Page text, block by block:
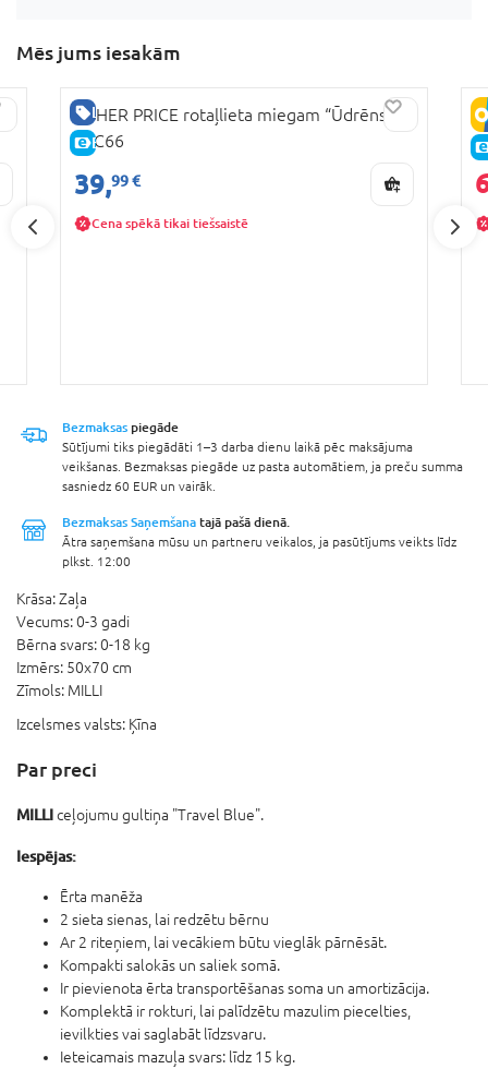
Mēs jums iesakām
LABA CENA
E-CENA
FISHER PRICE rotaļlieta miegam “Ūdrēns”,
FXC66
39,99 €
Cena spēkā tikai tiešsaistē
Bezmaksas piegāde
Sūtījumi tiks piegādāti 1–3 darba dienu laikā pēc maksājuma
veikšanas. Bezmaksas piegāde uz pasta automātiem, ja preču summa
sasniedz 60 EUR un vairāk.
Bezmaksas Saņemšana tajā pašā dienā.
Ātra saņemšana mūsu un partneru veikalos, ja pasūtījums veikts līdz
plkst. 12:00
Krāsa:Zaļa
Vecums:0-3 gadi
Bērna svars:0-18 kg
Izmērs: 50x70 cm
Zīmols: MILLI
Izcelsmes valsts: Ķīna
Par preci
MILLIceļojumu gultiņa "Travel Blue".
Iespējas:
Ērta manēža
2 sieta sienas, lai redzētu bērnu
Ar 2 riteņiem, lai vecākiem būtu vieglāk pārnēsāt.
Kompakti salokās un saliek somā.
Ir pievienota ērta transportēšanas soma un amortizācija.
Komplektā ir rokturi, lai palīdzētu mazulim piecelties,
ievilkties vai saglabāt līdzsvaru.
Ieteicamais mazuļa svars: līdz 15 kg.